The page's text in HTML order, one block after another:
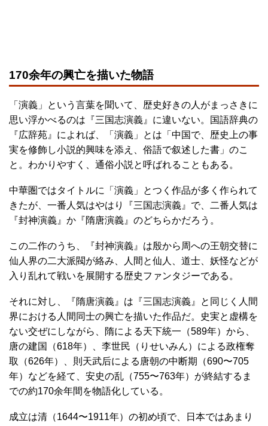
170余年の興亡を描いた物語
「演義」という言葉を聞いて、歴史好きの人がまっさきに
思い浮かべるのは『三国志演義』に違いない。国語辞典の
『広辞苑』によれば、「演義」とは「中国で、歴史上の事
実を修飾し小説的興味を添え、俗語で叙述した書」のこ
と。わかりやすく、通俗小説と呼ばれることもある。
中華圏ではタイトルに「演義」とつく作品が多く作られて
きたが、一番人気はやはり『三国志演義』で、二番人気は
『封神演義』か『隋唐演義』のどちらかだろう。
この二作のうち、『封神演義』は殷から周への王朝交替に
仙人界の二大派閥が絡み、人間と仙人、道士、妖怪などが
入り乱れて戦いを展開する歴史ファンタジーである。
それに対し、『隋唐演義』は『三国志演義』と同じく人間
界における人間同士の興亡を描いた作品だ。史実と虚構を
ない交ぜにしながら、隋による天下統一（589年）から、
唐の建国（618年）、李世民（りせいみん）による政権奪
取（626年）、則天武后による唐朝の中断期（690〜705
年）などを経て、安史の乱（755〜763年）が終結するま
での約170余年間を物語化している。
成立は清（1644〜1911年）の初め頃で、日本ではあまり